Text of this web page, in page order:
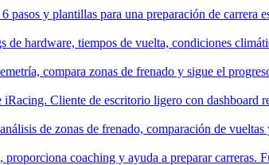
pasos y plantillas para una preparación de carrera
de hardware, tiempos de vuelta, condiciones
compara zonas de frenado y sigue el
iRacing. Cliente de escritorio ligero con dashboard
de zonas de frenado, comparación de
coaching y ayuda a preparar carreras.